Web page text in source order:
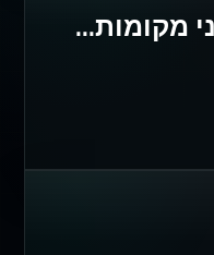
מקומות...
Connect
Follow
Follow
Follow me on